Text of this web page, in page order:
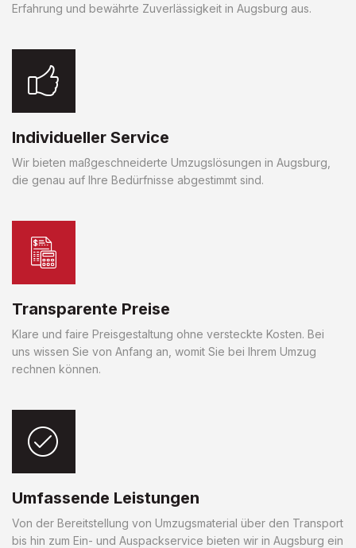
Erfahrung und bewährte Zuverlässigkeit in Augsburg aus.
Individueller Service
Wir bieten maßgeschneiderte Umzugslösungen in Augsburg,
die genau auf Ihre Bedürfnisse abgestimmt sind.
Transparente Preise
Klare und faire Preisgestaltung ohne versteckte Kosten. Bei
uns wissen Sie von Anfang an, womit Sie bei Ihrem Umzug
rechnen können.
Umfassende Leistungen
Von der Bereitstellung von Umzugsmaterial über den Transport
bis hin zum Ein- und Auspackservice bieten wir in Augsburg ein